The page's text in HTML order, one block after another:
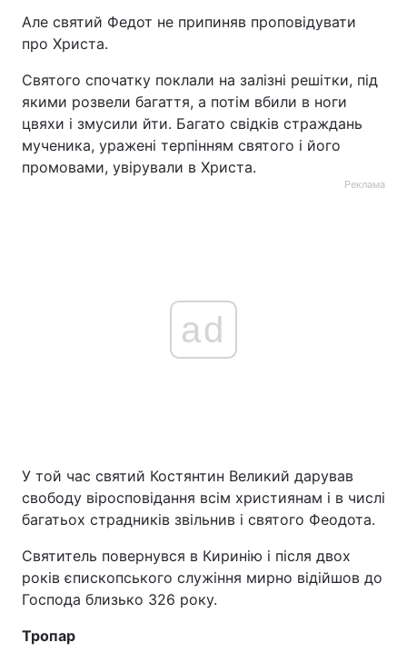
Тема оформлення
Але святий Федот не припиняв проповідувати
про Христа.
Святого спочатку поклали на залізні решітки, під
якими розвели багаття, а потім вбили в ноги
цвяхи і змусили йти. Багато свідків страждань
мученика, уражені терпінням святого і його
промовами, увірували в Христа.
Реклама
ad
У той час святий Костянтин Великий дарував
свободу віросповідання всім християнам і в числі
багатьох страдників звільнив і святого Феодота.
Святитель повернувся в Киринію і після двох
років єпископського служіння мирно відійшов до
Господа близько 326 року.
Тропар